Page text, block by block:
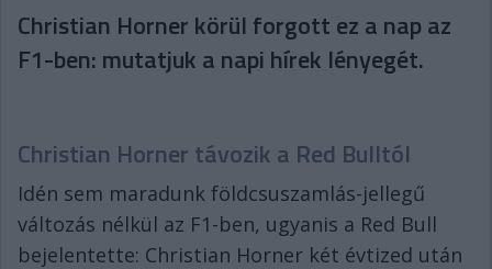
Christian Horner körül forgott ez a nap az
F1-ben: mutatjuk a napi hírek lényegét.
Christian Horner távozik a Red Bulltól
Idén sem maradunk földcsuszamlás-jellegű
változás nélkül az F1-ben, ugyanis a Red Bull
bejelentette: Christian Horner két évtized után